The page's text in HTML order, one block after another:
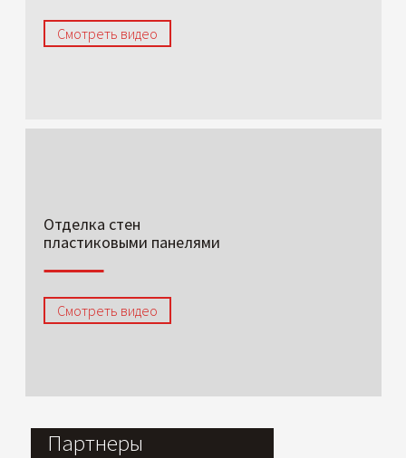
Смотреть видео
Отделка стен
пластиковыми панелями
Смотреть видео
Партнеры